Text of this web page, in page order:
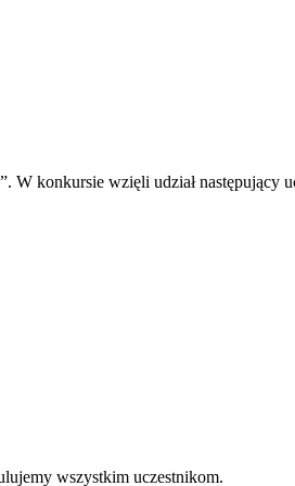
W konkursie wzięli udział następujący
wszystkim uczestnikom.